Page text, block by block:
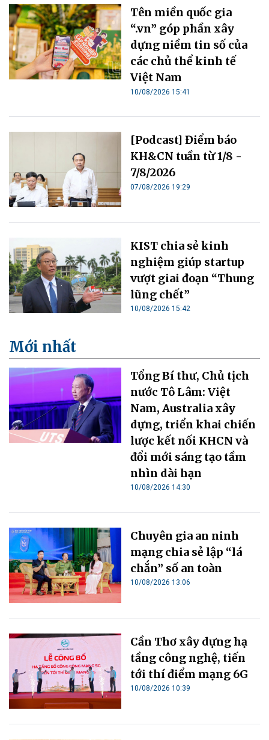
Tên miền quốc gia
“.vn” góp phần xây
dựng niềm tin số của
các chủ thể kinh tế
Việt Nam
10/08/2026 15:41
[Podcast] Điểm báo
KH&CN tuần từ 1/8 -
7/8/2026
07/08/2026 19:29
KIST chia sẻ kinh
nghiệm giúp startup
vượt giai đoạn “Thung
lũng chết”
10/08/2026 15:42
Mới nhất
Tổng Bí thư, Chủ tịch
nước Tô Lâm: Việt
Nam, Australia xây
dựng, triển khai chiến
lược kết nối KHCN và
đổi mới sáng tạo tầm
nhìn dài hạn
10/08/2026 14:30
Chuyên gia an ninh
mạng chia sẻ lập “lá
chắn” số an toàn
10/08/2026 13:06
Cần Thơ xây dựng hạ
tầng công nghệ, tiến
tới thí điểm mạng 6G
10/08/2026 10:39